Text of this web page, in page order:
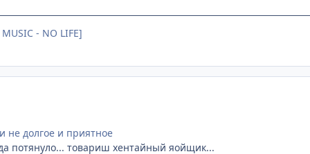
- NO LIFE]
не долгое и приятное
потянуло... товариш хентайный яойщик...